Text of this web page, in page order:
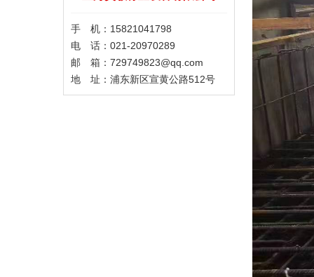
手 机：15821041798
电 话：021-20970289
邮 箱：729749823@qq.com
地 址：浦东新区宣黄公路512号